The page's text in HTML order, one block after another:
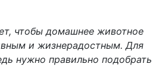
чтобы домашнее животное
и жизнерадостным. Для
нужно правильно подобрать